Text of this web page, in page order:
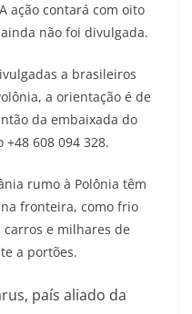
ação contará com oito
não foi divulgada.
a brasileiros
a orientação é de
da embaixada do
608 094 328.
rumo à Polônia têm
fronteira, como frio
e milhares de
a portões.
país aliado da